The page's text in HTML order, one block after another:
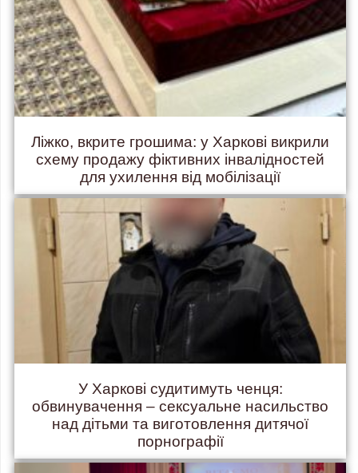
Ліжко, вкрите грошима: у Харкові викрили
схему продажу фіктивних інвалідностей
для ухилення від мобілізації
У Харкові судитимуть ченця:
обвинувачення – сексуальне насильство
над дітьми та виготовлення дитячої
порнографії